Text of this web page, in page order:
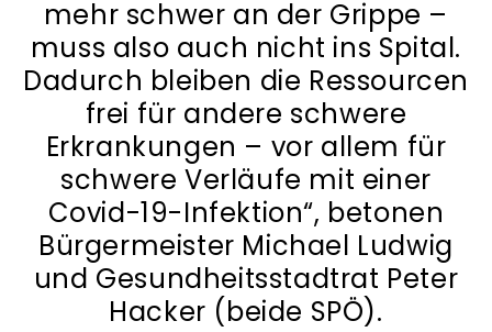
mehr schwer an der Grippe –
muss also auch nicht ins Spital.
Dadurch bleiben die Ressourcen
frei für andere schwere
Erkrankungen – vor allem für
schwere Verläufe mit einer
Covid-19-Infektion“, betonen
Bürgermeister Michael Ludwig
und Gesundheitsstadtrat Peter
Hacker (beide SPÖ).